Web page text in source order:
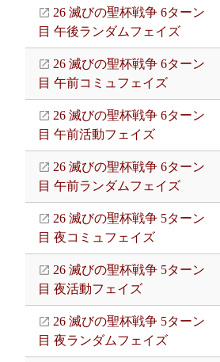
26 滅びの聖杯戦争 6ターン
目 午後ランダムフェイズ
26 滅びの聖杯戦争 6ターン
目 午前コミュフェイズ
26 滅びの聖杯戦争 6ターン
目 午前活動フェイズ
26 滅びの聖杯戦争 6ターン
目 午前ランダムフェイズ
26 滅びの聖杯戦争 5ターン
目 夜コミュフェイズ
26 滅びの聖杯戦争 5ターン
目 夜活動フェイズ
26 滅びの聖杯戦争 5ターン
目 夜ランダムフェイズ